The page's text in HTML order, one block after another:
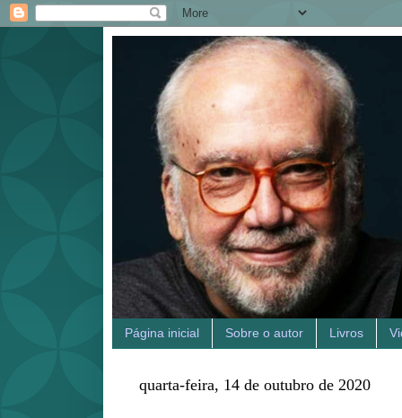
Página inicial Sobre o autor Livros
quarta-feira, 14 de outubro de 2020